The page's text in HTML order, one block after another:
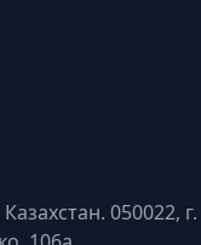
050022,